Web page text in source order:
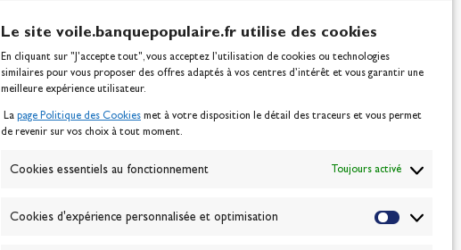
Le site voile.banquepopulaire.fr utilise des cookies
En cliquant sur "J'accepte tout", vous acceptez l’utilisation de cookies ou technologies
similaires pour vous proposer des offres adaptés à vos centres d’intérêt et vous garantir une
meilleure expérience utilisateur.
La page Politique des Cookies met à votre disposition le détail des traceurs et vous permet
de revenir sur vos choix à tout moment.
Cookies essentiels au fonctionnement Toujours activé
Cookies d'expérience personnalisée et optimisation
ABONNEZ-VOUS